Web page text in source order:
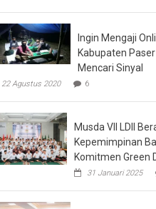
Ingin Mengaji
Kabupaten
Mencari Sinyal
22 Agustus 2020 6
Musda VII LDII
Kepemimpinan
Komitmen Green
31 Januari 2025